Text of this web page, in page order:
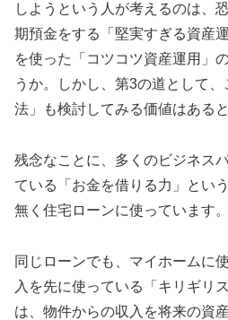
しようという人が考えるのは、
期預金をする「堅実すぎる資産
を使った「コツコツ資産運用」
うか。しかし、第3の道として
法」も検討してみる価値はある
残念なことに、多くのビジネス
ている「お金を借りる力」とい
無く住宅ローンに使っています。
同じローンでも、マイホームに
入を先に使っている「キリギリ
は、物件からの収入を将来の資